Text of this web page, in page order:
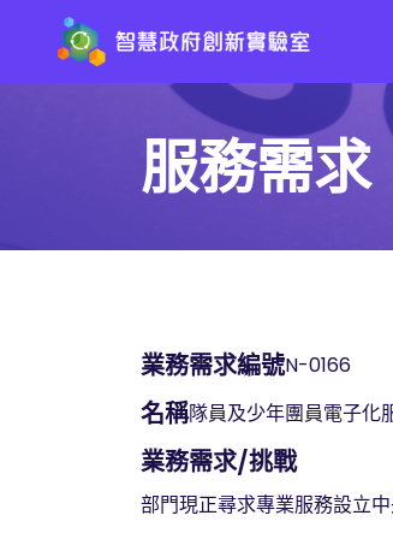
服務需求
業務需求編號N-0166
名稱隊員及少年團員電子化
業務需求/挑戰
部門現正尋求專業服務設立